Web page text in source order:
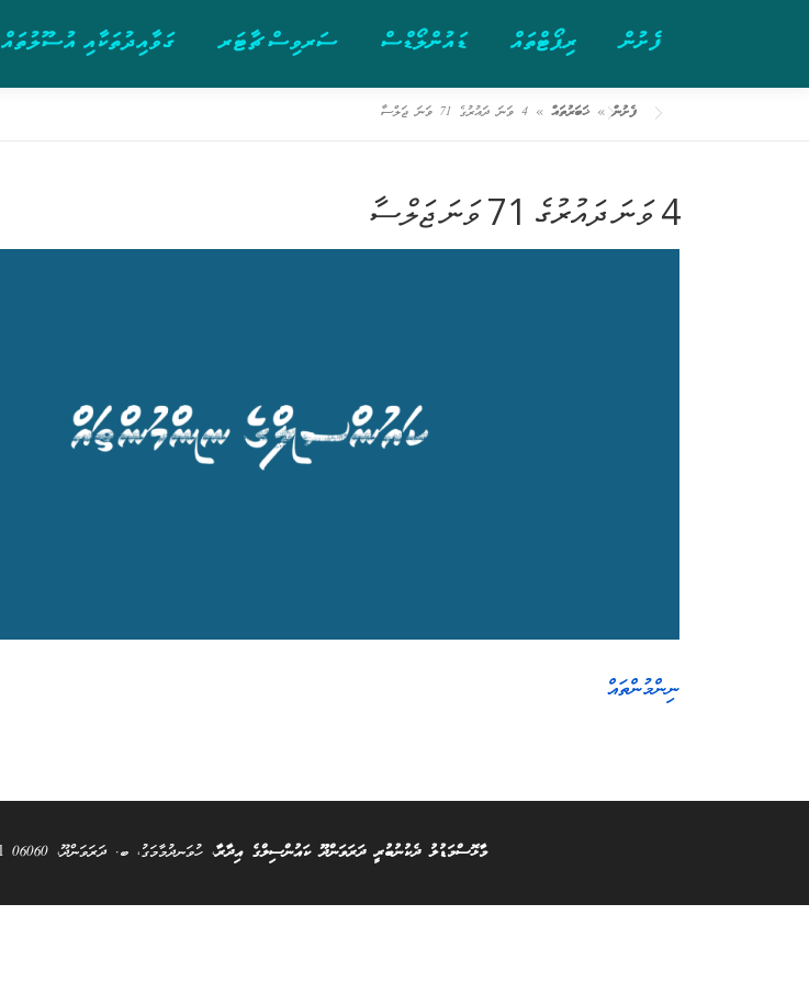
content
ގަވާއިދުތަކާއި އުސޫލުތައް ސަރވިސް ޗާޓަރ ޑައުންލޯޑްސް ރިޕޯޓްތައް ފެށުން
ފެށުން»ޚަބަރުތައް » 4 ވަނަ ދައުރުގެ 71 ވަނަ ޖަލްސާ
4 ވަނަ ދައުރުގެ 71 ވަނަ ޖަލްސާ
ނިންމުންތައް
މާޅޮސްމަޑުލު ދެކުނުބުރީ ދަރަވަންދޫ ކައުންސިލްގެ އިދާރާ، ހުވަނދުމާމަގު، ބ. ދަރަވަންދޫ، 06060 All Rights Reserved @ 2025 Dharavandhoo Council